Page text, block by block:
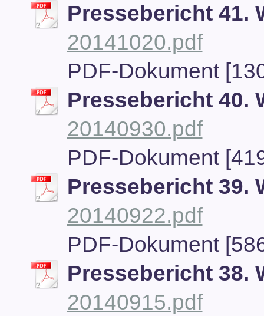
Pressebericht 41.
20141020.pdf
PDF-Dokument
Pressebericht 40.
20140930.pdf
PDF-Dokument
Pressebericht 39.
20140922.pdf
PDF-Dokument
Pressebericht 38.
20140915.pdf